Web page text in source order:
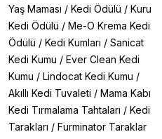
Yaş Maması / Kedi Ödülü / Kuru
Kedi Ödülü / Me-O Krema Kedi
Ödülü / Kedi Kumları / Sanicat
Kedi Kumu / Ever Clean Kedi
Kumu / Lindocat Kedi Kumu /
Akıllı Kedi Tuvaleti / Mama Kabı
Kedi Tırmalama Tahtaları / Kedi
Tarakları / Furminator Taraklar